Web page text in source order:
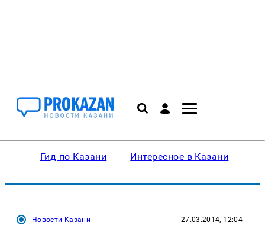
Гид по Казани Интересное в Казани
Новости Казани 27.03.2014, 12:04